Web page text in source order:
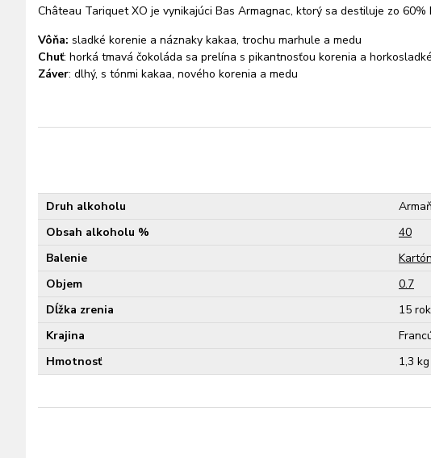
Château Tariquet XO je vynikajúci Bas Armagnac, ktorý sa destiluje zo
Vôňa: sladké korenie a náznaky kakaa, trochu marhule a medu
Chuť: horká tmavá čokoláda sa prelína s pikantnosťou korenia a
Záver: dlhý, s tónmi kakaa, nového korenia a medu
Druh alkoholu
Obsah alkoholu %
40
Balenie
Kartón
Objem
0.7
Dĺžka zrenia
15
Krajina
Hmotnosť
1,3 kg